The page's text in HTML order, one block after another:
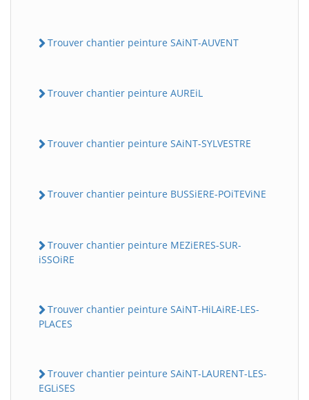
Trouver chantier peinture SAiNT-AUVENT
Trouver chantier peinture AUREiL
Trouver chantier peinture SAiNT-SYLVESTRE
Trouver chantier peinture BUSSiERE-POiTEViNE
Trouver chantier peinture MEZiERES-SUR-
iSSOiRE
Trouver chantier peinture SAiNT-HiLAiRE-LES-
PLACES
Trouver chantier peinture SAiNT-LAURENT-LES-
EGLiSES